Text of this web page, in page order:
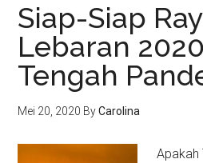
Siap-Siap
Lebaran
Tengah
Mei 20, 2020 ByCarolina
Apakah